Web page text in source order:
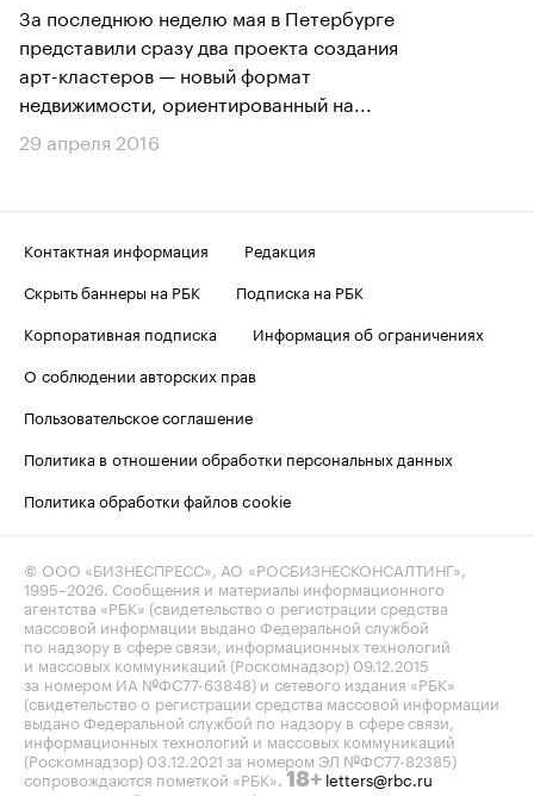
За последнюю неделю мая в Петербурге
представили сразу два проекта создания
арт-кластеров — новый формат
недвижимости, ориентированный на...
29 апреля 2016
Контактная информация
Редакция
Скрыть баннеры на РБК
Подписка на РБК
Корпоративная подписка
Информация об ограничениях
О соблюдении авторских прав
Пользовательское соглашение
Политика в отношении обработки персональных данных
Политика обработки файлов cookie
© ООО «БИЗНЕСПРЕСС», АО «РОСБИЗНЕСКОНСАЛТИНГ»,
1995–2026. Сообщения и материалы информационного
агентства «РБК» (свидетельство о регистрации средства
массовой информации выдано Федеральной службой
по надзору в сфере связи, информационных технологий
и массовых коммуникаций (Роскомнадзор) 09.12.2015
за номером ИА №ФС77-63848) и сетевого издания «РБК»
(свидетельство о регистрации средства массовой информации
выдано Федеральной службой по надзору в сфере связи,
информационных технологий и массовых коммуникаций
(Роскомнадзор) 03.12.2021 за номером ЭЛ №ФС77-82385)
сопровождаются пометкой «РБК». 18+ letters@rbc.ru